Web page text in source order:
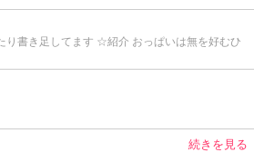
り書き足してます ☆紹介 おっぱいは無を好むひ
続きを見る